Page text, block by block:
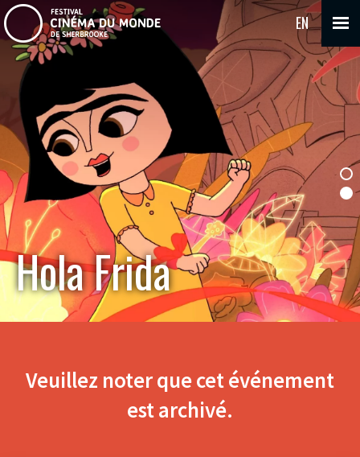
EN
Hola Frida
Veuillez noter que cet événement
est archivé.